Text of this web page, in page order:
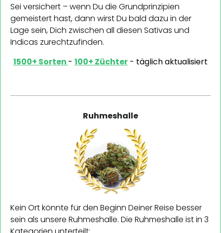
Sei versichert – wenn Du die Grundprinzipien
gemeistert hast, dann wirst Du bald dazu in der
Lage sein, Dich zwischen all diesen Sativas und
Indicas zurechtzufinden.
1500+ Sorten - 100+ Züchter - täglich aktualisiert
Ruhmeshalle
Kein Ort könnte für den Beginn Deiner Reise besser
sein als unsere Ruhmeshalle. Die Ruhmeshalle ist in 3